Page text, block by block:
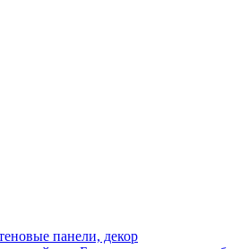
панели, декор